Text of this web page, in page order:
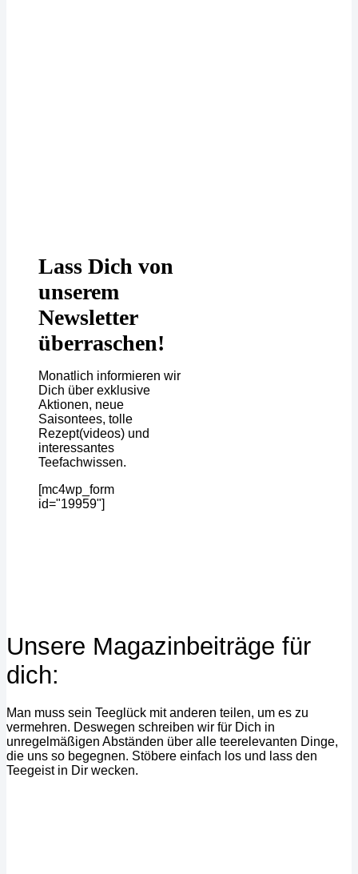
Lass Dich von
unserem
Newsletter
überraschen!
Monatlich informieren wir
Dich über exklusive
Aktionen, neue
Saisontees, tolle
Rezept(videos) und
interessantes
Teefachwissen.
[mc4wp_form
id="19959"]
Unsere Magazinbeiträge für
dich:
Man muss sein Teeglück mit anderen teilen, um es zu
vermehren. Deswegen schreiben wir für Dich in
unregelmäßigen Abständen über alle teerelevanten Dinge,
die uns so begegnen. Stöbere einfach los und lass den
Teegeist in Dir wecken.